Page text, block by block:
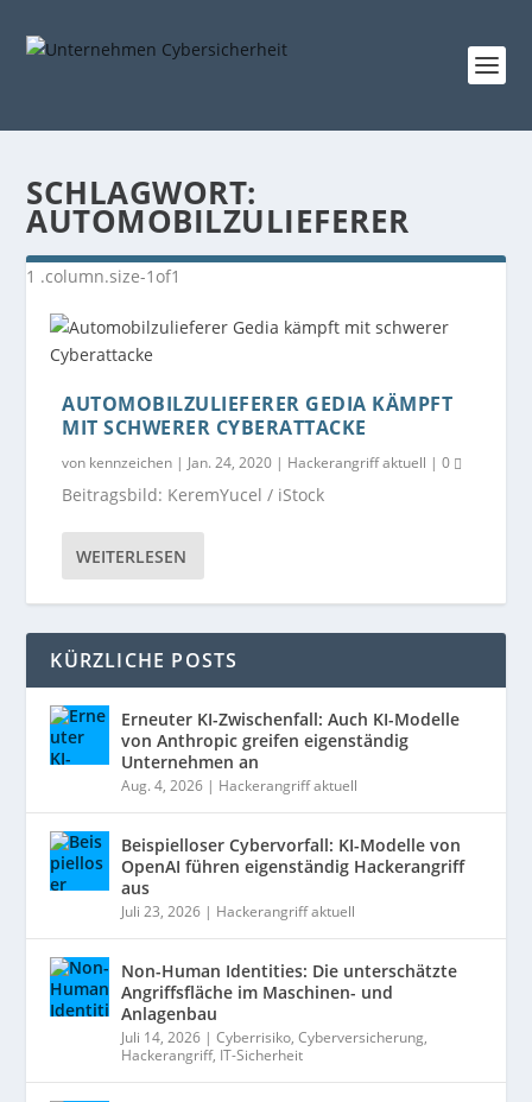
SCHLAGWORT:
AUTOMOBILZULIEFERER
AUTOMOBILZULIEFERER GEDIA KÄMPFT
MIT SCHWERER CYBERATTACKE
von kennzeichen | Jan. 24, 2020 | Hackerangriff aktuell |0
Beitragsbild: KeremYucel / iStock
WEITERLESEN
KÜRZLICHE POSTS
Erneuter KI-Zwischenfall: Auch KI-Modelle
von Anthropic greifen eigenständig
Unternehmen an
Aug. 4, 2026 | Hackerangriff aktuell
Beispielloser Cybervorfall: KI-Modelle von
OpenAI führen eigenständig Hackerangriff
aus
Juli 23, 2026 | Hackerangriff aktuell
Non-Human Identities: Die unterschätzte
Angriffsfläche im Maschinen- und
Anlagenbau
Juli 14, 2026 |Cyberrisiko,Cyberversicherung,
Hackerangriff, IT-Sicherheit